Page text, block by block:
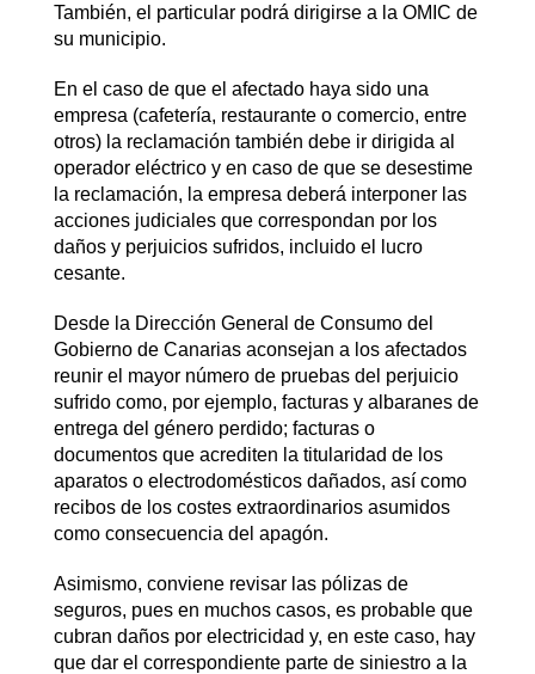
También, el particular podrá dirigirse a la OMIC de
su municipio.
En el caso de que el afectado haya sido una
empresa (cafetería, restaurante o comercio, entre
otros) la reclamación también debe ir dirigida al
operador eléctrico y en caso de que se desestime
la reclamación, la empresa deberá interponer las
acciones judiciales que correspondan por los
daños y perjuicios sufridos, incluido el lucro
cesante.
Desde la Dirección General de Consumo del
Gobierno de Canarias aconsejan a los afectados
reunir el mayor número de pruebas del perjuicio
sufrido como, por ejemplo, facturas y albaranes de
entrega del género perdido; facturas o
documentos que acrediten la titularidad de los
aparatos o electrodomésticos dañados, así como
recibos de los costes extraordinarios asumidos
como consecuencia del apagón.
Asimismo, conviene revisar las pólizas de
seguros, pues en muchos casos, es probable que
cubran daños por electricidad y, en este caso, hay
que dar el correspondiente parte de siniestro a la